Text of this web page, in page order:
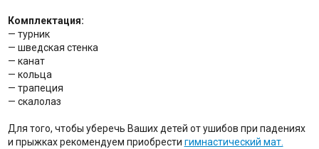
Комплектация:
— турник
— шведская стенка
— канат
— кольца
— трапеция
— скалолаз
Для того, чтобы уберечь Ваших детей от ушибов при падениях
и прыжках рекомендуем приобрести гимнастический мат.